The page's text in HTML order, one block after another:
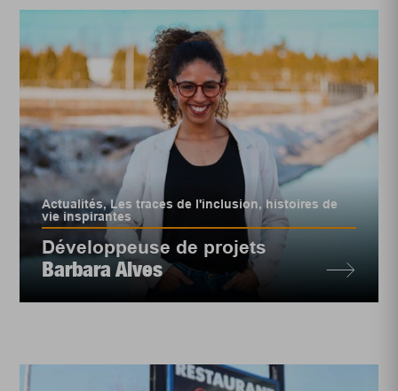
Actualités,Les traces de l'inclusion, histoires de
vie inspirantes
Développeuse de projets
Barbara Alves